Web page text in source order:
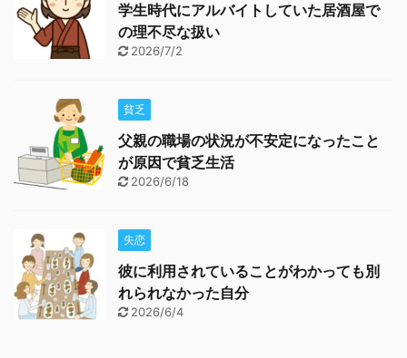
学生時代にアルバイトしていた居酒屋で
の理不尽な扱い
2026/7/2
貧乏
父親の職場の状況が不安定になったこと
が原因で貧乏生活
2026/6/18
失恋
彼に利用されていることがわかっても別
れられなかった自分
2026/6/4